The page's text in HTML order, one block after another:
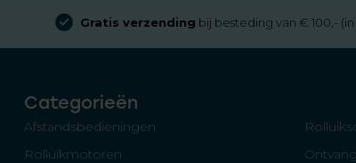
Gratis verzending bij besteding van € 100,- (in
Categorieën
Afstandsbedieningen
Rolluikmotoren